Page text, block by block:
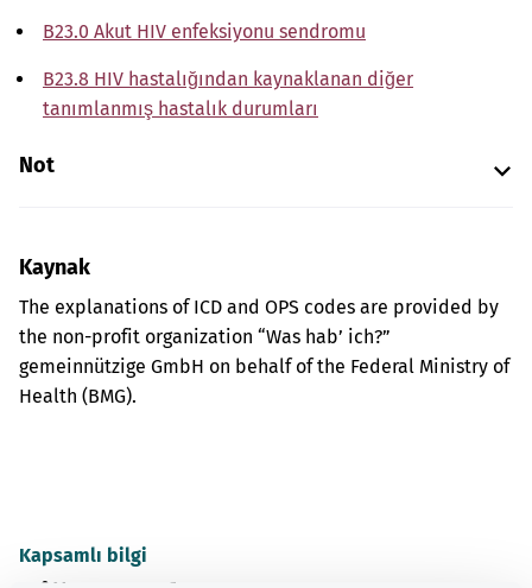
B23.0 Akut HIV enfeksiyonu sendromu
B23.8 HIV hastalığından kaynaklanan diğer
tanımlanmış hastalık durumları
Not
Kaynak
The explanations of ICD and OPS codes are provided by
the non-profit organization “Was hab’ ich?”
gemeinnützige GmbH on behalf of the Federal Ministry of
Health (BMG).
Kapsamlı bilgi